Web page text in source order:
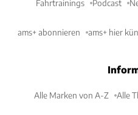
Fahrtrainings Podcast
ams+ abonnieren ams+ hier
Alle Marken von A-Z Alle